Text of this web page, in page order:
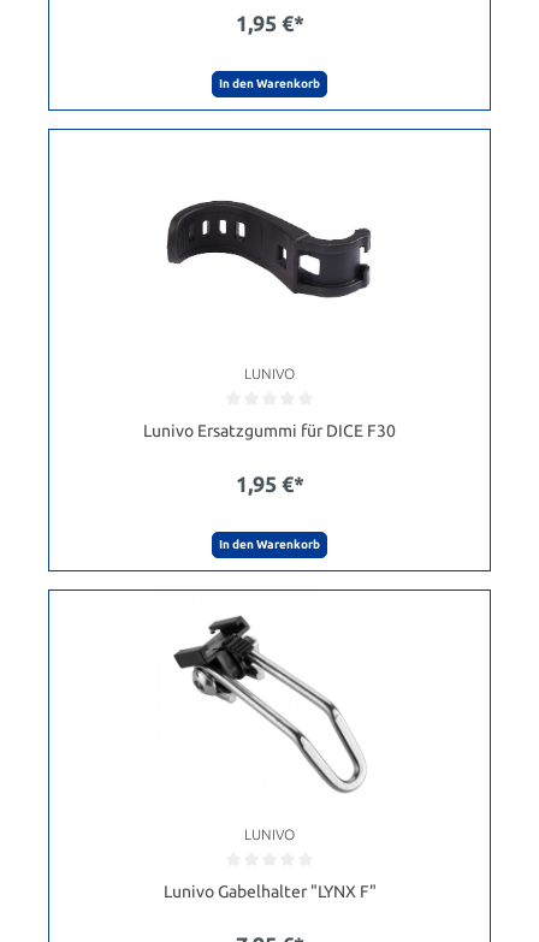
1,95 €*
In den Warenkorb
LUNIVO
Lunivo Ersatzgummi für DICE F30
1,95 €*
In den Warenkorb
LUNIVO
Lunivo Gabelhalter "LYNX F"